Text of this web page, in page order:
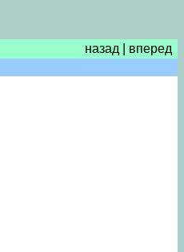
назад
вперед